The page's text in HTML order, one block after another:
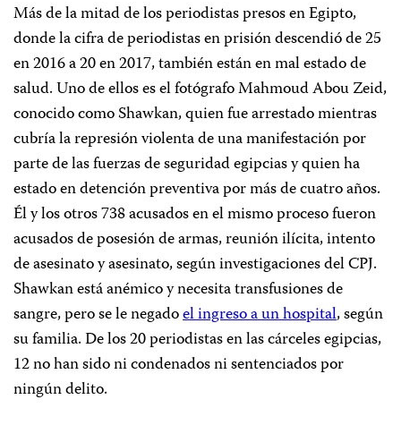
Más de la mitad de los periodistas presos en Egipto,
donde la cifra de periodistas en prisión descendió de 25
en 2016 a 20 en 2017, también están en mal estado de
salud. Uno de ellos es el fotógrafo Mahmoud Abou Zeid,
conocido como Shawkan, quien fue arrestado mientras
cubría la represión violenta de una manifestación por
parte de las fuerzas de seguridad egipcias y quien ha
estado en detención preventiva por más de cuatro años.
Él y los otros 738 acusados en el mismo proceso fueron
acusados de posesión de armas, reunión ilícita, intento
de asesinato y asesinato, según investigaciones del CPJ.
Shawkan está anémico y necesita transfusiones de
sangre, pero se le negadoel ingreso a un hospital, según
su familia. De los 20 periodistas en las cárceles egipcias,
12 no han sido ni condenados ni sentenciados por
ningún delito.